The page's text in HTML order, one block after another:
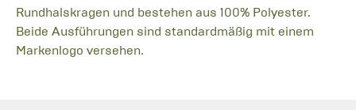
Rundhalskragen und bestehen aus 100% Polyester.
Beide Ausführungen sind standardmäßig mit einem
Markenlogo versehen.